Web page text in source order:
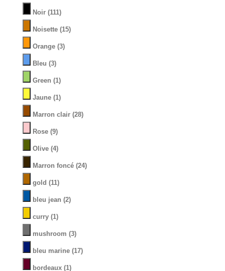
Noir (111)
Noisette (15)
Orange (3)
Bleu (3)
Green (1)
Jaune (1)
Marron clair (28)
Rose (9)
Olive (4)
Marron foncé (24)
gold (11)
bleu jean (2)
curry (1)
mushroom (3)
bleu marine (17)
bordeaux (1)